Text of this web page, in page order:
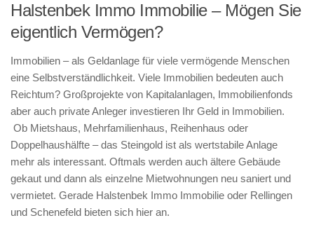
Halstenbek Immo Immobilie – Mögen Sie
eigentlich Vermögen?
Immobilien – als Geldanlage für viele vermögende Menschen
eine Selbstverständlichkeit. Viele Immobilien bedeuten auch
Reichtum? Großprojekte von Kapitalanlagen, Immobilienfonds
aber auch private Anleger investieren Ihr Geld in Immobilien.
Ob Mietshaus, Mehrfamilienhaus, Reihenhaus oder
Doppelhaushälfte – das Steingold ist als wertstabile Anlage
mehr als interessant. Oftmals werden auch ältere Gebäude
gekaut und dann als einzelne Mietwohnungen neu saniert und
vermietet. Gerade Halstenbek Immo Immobilie oder Rellingen
und Schenefeld bieten sich hier an.